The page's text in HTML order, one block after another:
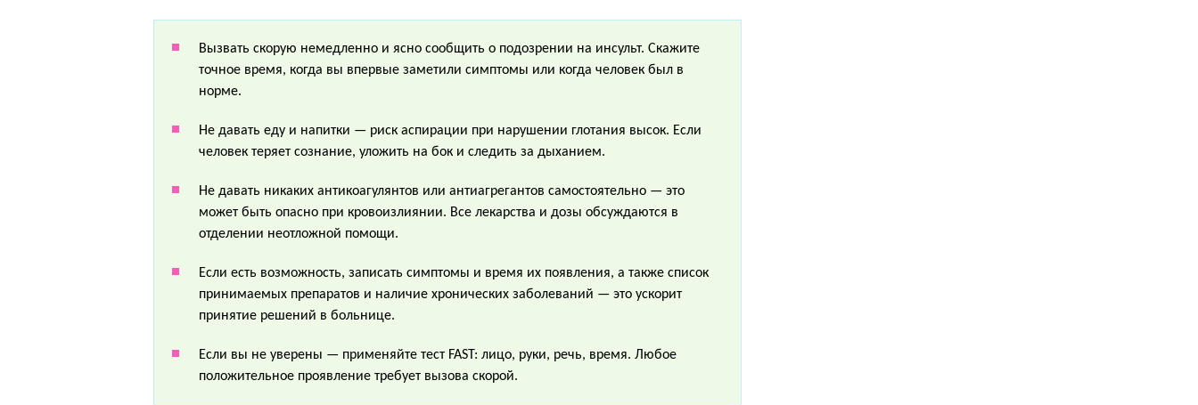
Вызвать скорую немедленно и ясно сообщить о подозрении на инсульт. Скажите
точное время, когда вы впервые заметили симптомы или когда человек был в
норме.
Не давать еду и напитки — риск аспирации при нарушении глотания высок. Если
человек теряет сознание, уложить на бок и следить за дыханием.
Не давать никаких антикоагулянтов или антиагрегантов самостоятельно — это
может быть опасно при кровоизлиянии. Все лекарства и дозы обсуждаются в
отделении неотложной помощи.
Если есть возможность, записать симптомы и время их появления, а также список
принимаемых препаратов и наличие хронических заболеваний — это ускорит
принятие решений в больнице.
Если вы не уверены — применяйте тест FAST: лицо, руки, речь, время. Любое
положительное проявление требует вызова скорой.